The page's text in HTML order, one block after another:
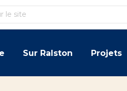
Sur Ralston Projets